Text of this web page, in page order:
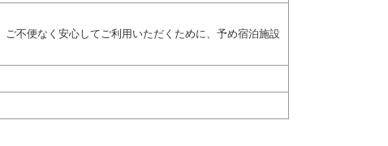
不便なく安心してご利用いただくために、予め宿泊施設